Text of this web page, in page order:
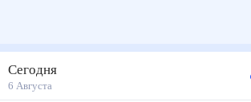
Сегодня
6 Августа